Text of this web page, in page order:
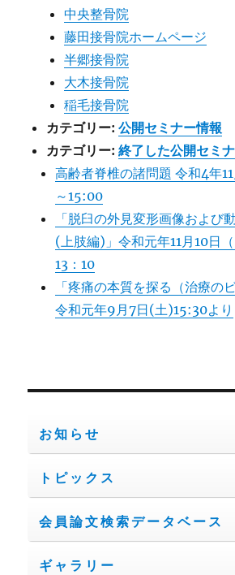
中央整骨院
藤田接骨院ホームページ
半郷接骨院
大木接骨院
稲毛接骨院
カテゴリー: 公開セミナー情報
カテゴリー: 終了した公開セミ
高齢者脊椎の諸問題 令和4年
～15:00
「脱臼の外見変形画像および
(上肢編)」令和元年11月10日
13：10
「疼痛の本質を探る（治療の
令和元年9月7日(土)15:30より
お知らせ
トピックス
会員論文検索データベース
ギャラリー